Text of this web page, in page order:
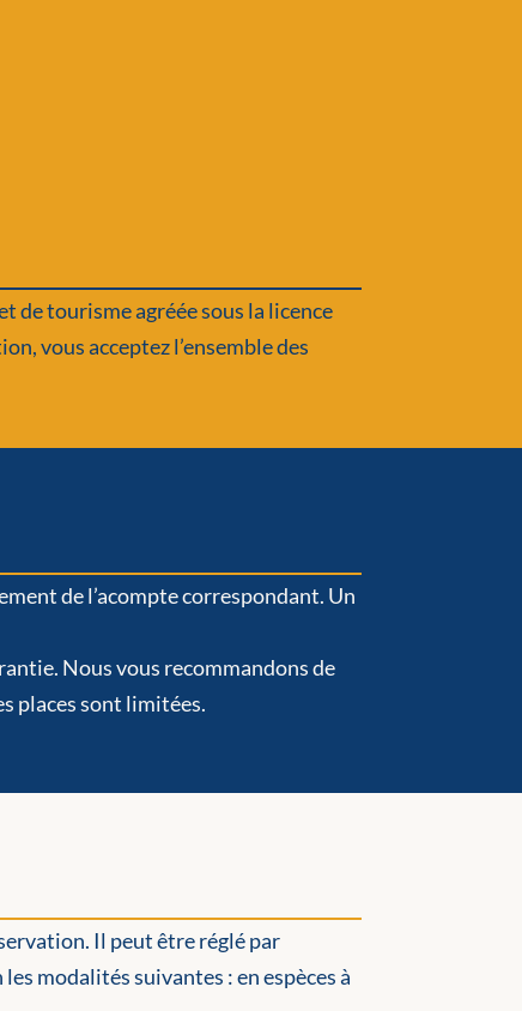
de tourisme agréée sous la licence
vous acceptez l’ensemble des
de l’acompte correspondant. Un
Nous vous recommandons de
places sont limitées.
Il peut être réglé par
modalités suivantes : en espèces à